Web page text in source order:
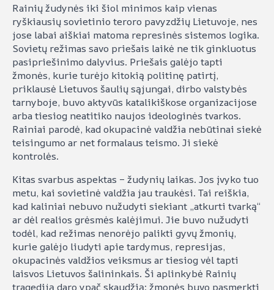
Rainių žudynės iki šiol minimos kaip vienas
ryškiausių sovietinio teroro pavyzdžių Lietuvoje, nes
jose labai aiškiai matoma represinės sistemos logika.
Sovietų režimas savo priešais laikė ne tik ginkluotus
pasipriešinimo dalyvius. Priešais galėjo tapti
žmonės, kurie turėjo kitokią politinę patirtį,
priklausė Lietuvos šaulių sąjungai, dirbo valstybės
tarnyboje, buvo aktyvūs katalikiškose organizacijose
arba tiesiog neatitiko naujos ideologinės tvarkos.
Rainiai parodė, kad okupacinė valdžia nebūtinai siekė
teisingumo ar net formalaus teismo. Ji siekė
kontrolės.
Kitas svarbus aspektas – žudynių laikas. Jos įvyko tuo
metu, kai sovietinė valdžia jau traukėsi. Tai reiškia,
kad kaliniai nebuvo nužudyti siekiant „atkurti tvarką“
ar dėl realios grėsmės kalėjimui. Jie buvo nužudyti
todėl, kad režimas nenorėjo palikti gyvų žmonių,
kurie galėjo liudyti apie tardymus, represijas,
okupacinės valdžios veiksmus ar tiesiog vėl tapti
laisvos Lietuvos šalininkais. Ši aplinkybė Rainių
tragediją daro ypač skaudžią: žmonės buvo pasmerkti